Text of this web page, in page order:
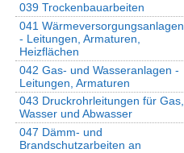
039 Trockenbauarbeiten
041 Wärmeversorgungsanlagen
- Leitungen, Armaturen,
Heizflächen
042 Gas- und Wasseranlagen -
Leitungen, Armaturen
043 Druckrohrleitungen für Gas,
Wasser und Abwasser
047 Dämm- und
Brandschutzarbeiten an